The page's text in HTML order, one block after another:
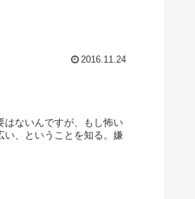
2016.11.24
はないんですが、もし怖い
い、ということを知る。嫌